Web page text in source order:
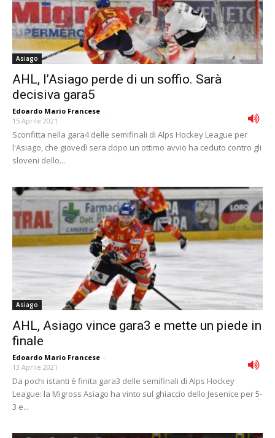
Asiago
AHL, l’Asiago perde di un soffio. Sarà
decisiva gara5
Edoardo Mario Francese -
15 Aprile 2021
Sconfitta nella gara4 delle semifinali di Alps Hockey League per
l'Asiago, che giovedì sera dopo un ottimo avvio ha ceduto contro gli
sloveni dello...
Asiago
AHL, Asiago vince gara3 e mette un piede in
finale
Edoardo Mario Francese -
13 Aprile 2021
Da pochi istanti è finita gara3 delle semifinali di Alps Hockey
League: la Migross Asiago ha vinto sul ghiaccio dello Jesenice per 5-
3 e...